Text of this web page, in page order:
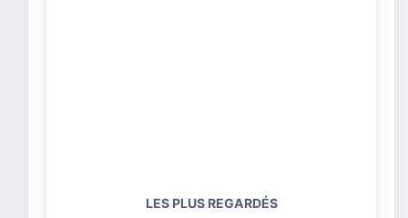
LES PLUS REGARDÉS